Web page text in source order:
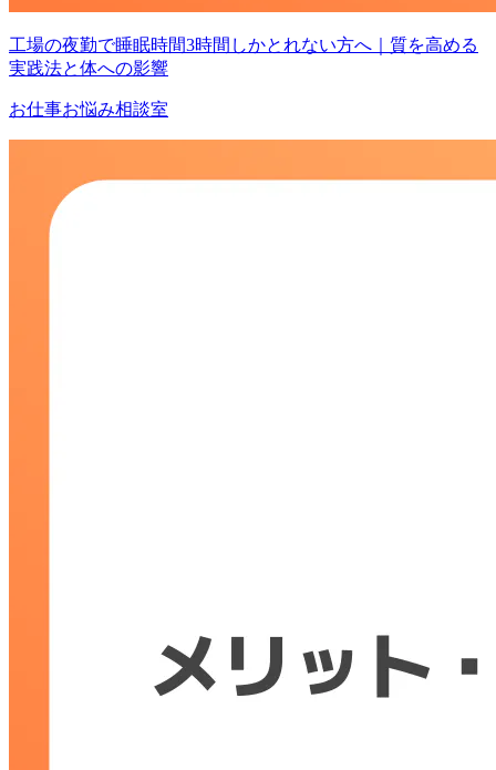
工場の夜勤で睡眠時間3時間しかとれない方へ｜質を高める
実践法と体への影響
お仕事お悩み相談室